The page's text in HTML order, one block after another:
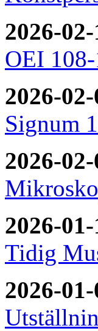
2026-02-
OEI
2026-
Signum 1
2026-02-
2026-
Tidig
2026-